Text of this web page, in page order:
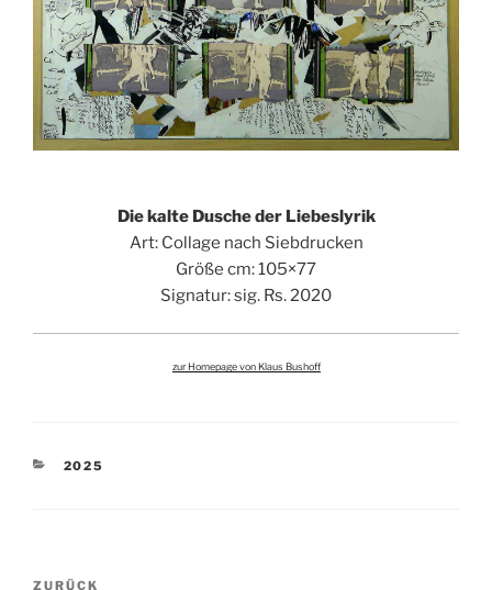
Die kalte Dusche der Liebeslyrik
Art: Collage nach Siebdrucken
Größe cm: 105×77
Signatur: sig. Rs. 2020
zur Homepage von Klaus Bushoff
KATEGORIEN
2025
Beitragsnavigation
ZURÜCK